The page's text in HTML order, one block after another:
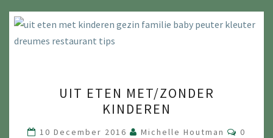
ETEN
MET/ZONDER
KINDEREN
UIT ETEN MET/ZONDER
KINDEREN
10 December 2016 Michelle Houtman
0